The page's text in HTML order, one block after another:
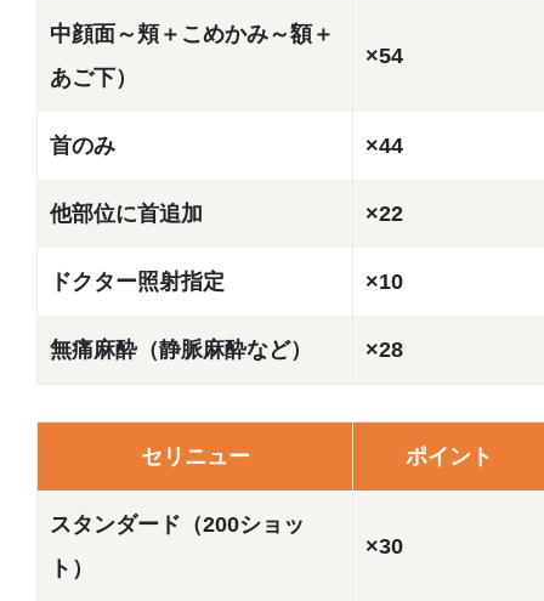
中顔面～頬＋こめかみ～額＋
あご下）
×54
首のみ ×44
他部位に首追加 ×22
ドクター照射指定 ×10
無痛麻酔（静脈麻酔など） ×28
セリニュー ポイント
スタンダード（200ショッ
ト）
×30